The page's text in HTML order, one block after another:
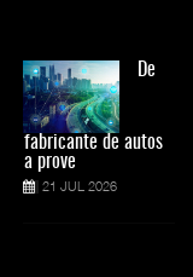
De
fabricante de autos
a prove
21 JUL 2026